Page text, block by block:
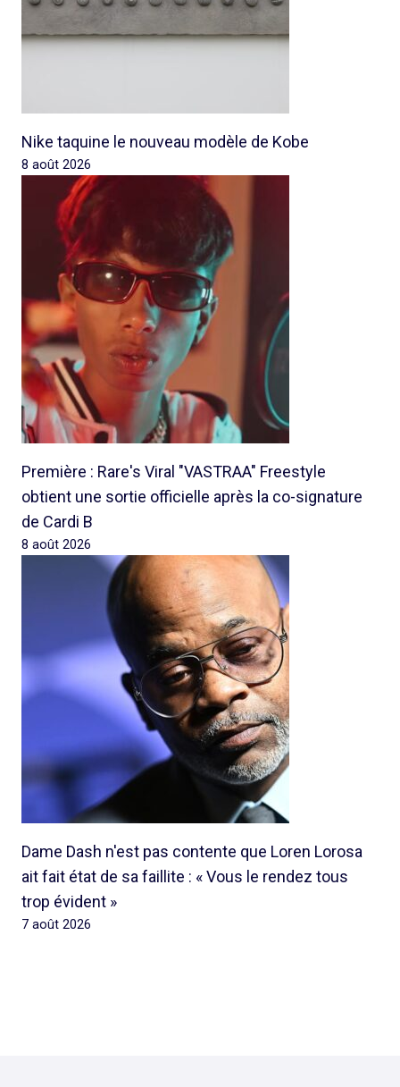
Nike taquine le nouveau modèle de Kobe
8 août 2026
Première : Rare's Viral "VASTRAA" Freestyle
obtient une sortie officielle après la co-signature
de Cardi B
8 août 2026
Dame Dash n'est pas contente que Loren Lorosa
ait fait état de sa faillite : « Vous le rendez tous
trop évident »
7 août 2026